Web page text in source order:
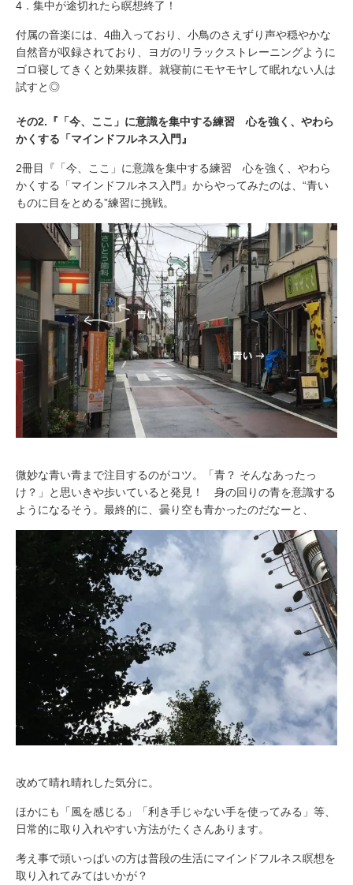
4．集中が途切れたら瞑想終了！
付属の音楽には、4曲入っており、小鳥のさえずり声や穏やかな
自然音が収録されており、ヨガのリラックストレーニングように
ゴロ寝してきくと効果抜群。就寝前にモヤモヤして眠れない人は
試すと◎
その2.『「今、ここ」に意識を集中する練習 心を強く、やわら
かくする「マインドフルネス入門』
2冊目『「今、ここ」に意識を集中する練習 心を強く、やわら
かくする「マインドフルネス入門』からやってみたのは、“青い
ものに目をとめる”練習に挑戦。
微妙な青い青まで注目するのがコツ。「青？ そんなあったっ
け？」と思いきや歩いていると発見！ 身の回りの青を意識する
ようになるそう。最終的に、曇り空も青かったのだなーと、
改めて晴れ晴れした気分に。
ほかにも「風を感じる」「利き手じゃない手を使ってみる」等、
日常的に取り入れやすい方法がたくさんあります。
考え事で頭いっぱいの方は普段の生活にマインドフルネス瞑想を
取り入れてみてはいかが？